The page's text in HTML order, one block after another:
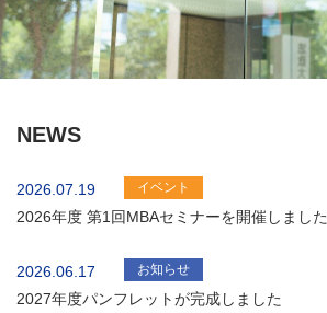
NEWS
2026.07.19 イベント
2026年度 第1回MBAセミナーを開催しました
2026.06.17 お知らせ
2027年度パンフレットが完成しました